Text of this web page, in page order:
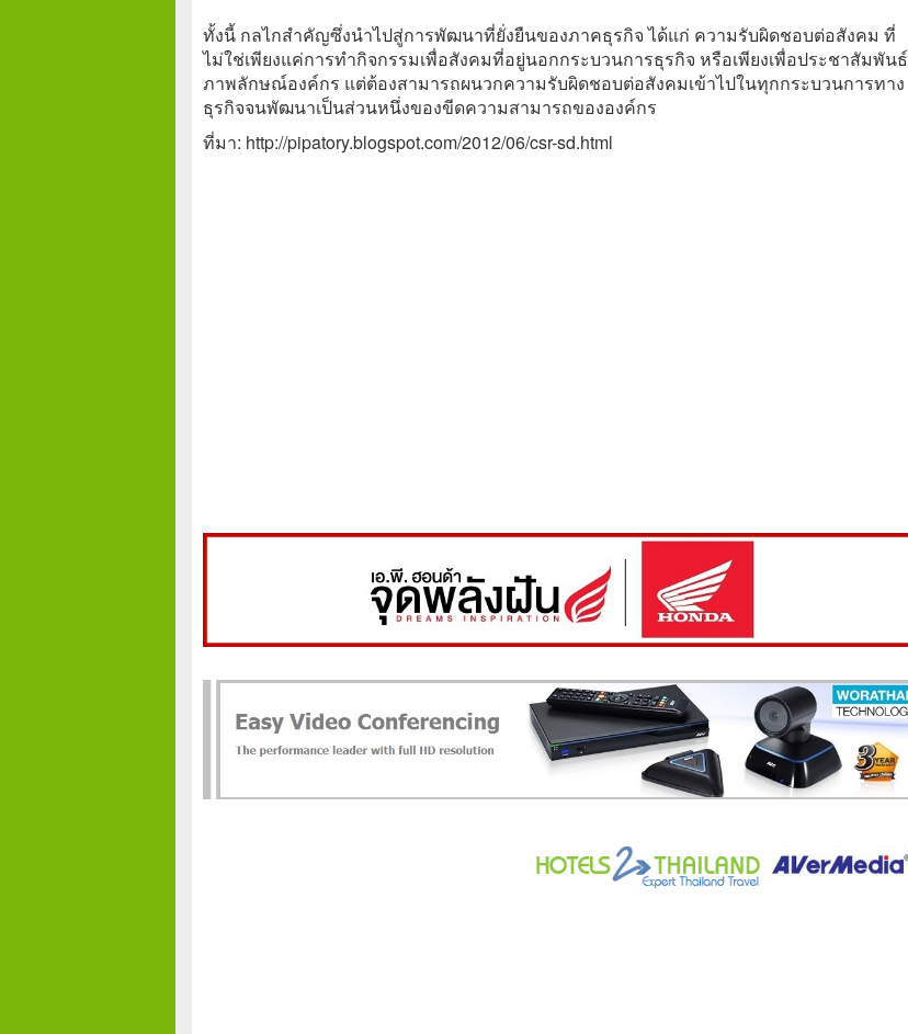
ทั้งนี้ กลไกสำคัญซึ่งนำไปสู่การพัฒนาที่ยั่งยืนของภาคธุรกิจ ได้แก่ ความรับผิดชอบต่อสังคม ที่
ไม่ใช่เพียงแค่การทำกิจกรรมเพื่อสังคมที่อยู่นอกกระบวนการธุรกิจ หรือเพียงเพื่อประชาสัมพันธ์
ภาพลักษณ์องค์กร แต่ต้องสามารถผนวกความรับผิดชอบต่อสังคมเข้าไปในทุกกระบวนการทาง
ธุรกิจจนพัฒนาเป็นส่วนหนึ่งของขีดความสามารถขององค์กร
ที่มา: http://pipatory.blogspot.com/2012/06/csr-sd.html